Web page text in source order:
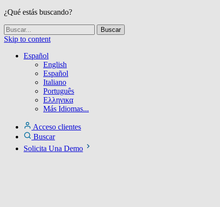
¿Qué estás buscando?
Skip to content
Español
English
Español
Italiano
Português
Ελληνικα
Más Idiomas...
Acceso clientes
Buscar
Solicita Una Demo